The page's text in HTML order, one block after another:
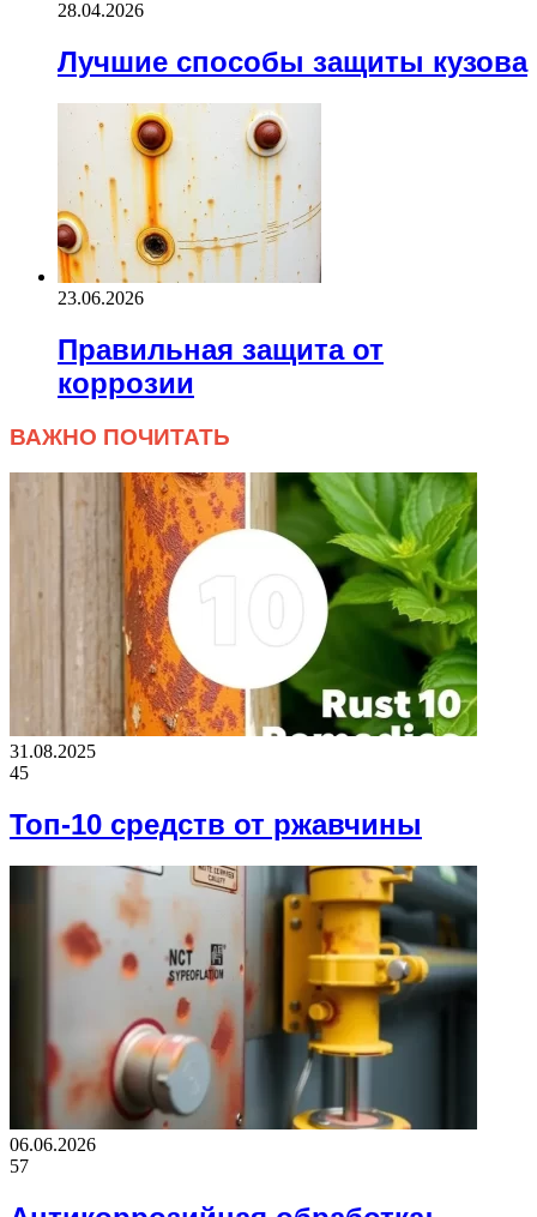
28.04.2026
Лучшие способы защиты кузова
23.06.2026
Правильная защита от
коррозии
ВАЖНО ПОЧИТАТЬ
31.08.2025
45
Топ-10 средств от ржавчины
06.06.2026
57